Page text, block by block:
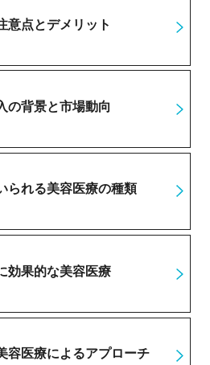
意点とデメリット
の背景と市場動向
られる美容医療の種類
効果的な美容医療
容医療によるアプローチ